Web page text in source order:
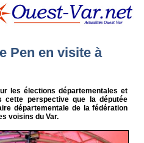
Pen en visite à
les élections départementales et
cette perspective que la députée
départementale de la fédération
voisins du Var.